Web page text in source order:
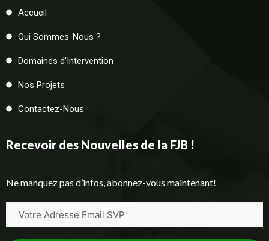
Accueil
Qui Sommes-Nous ?
Domaines d'Intervention
Nos Projets
Contactez-Nous
Recevoir des Nouvelles de la FJB !
Ne manquez pas d’infos, abonnez-vous maintenant!